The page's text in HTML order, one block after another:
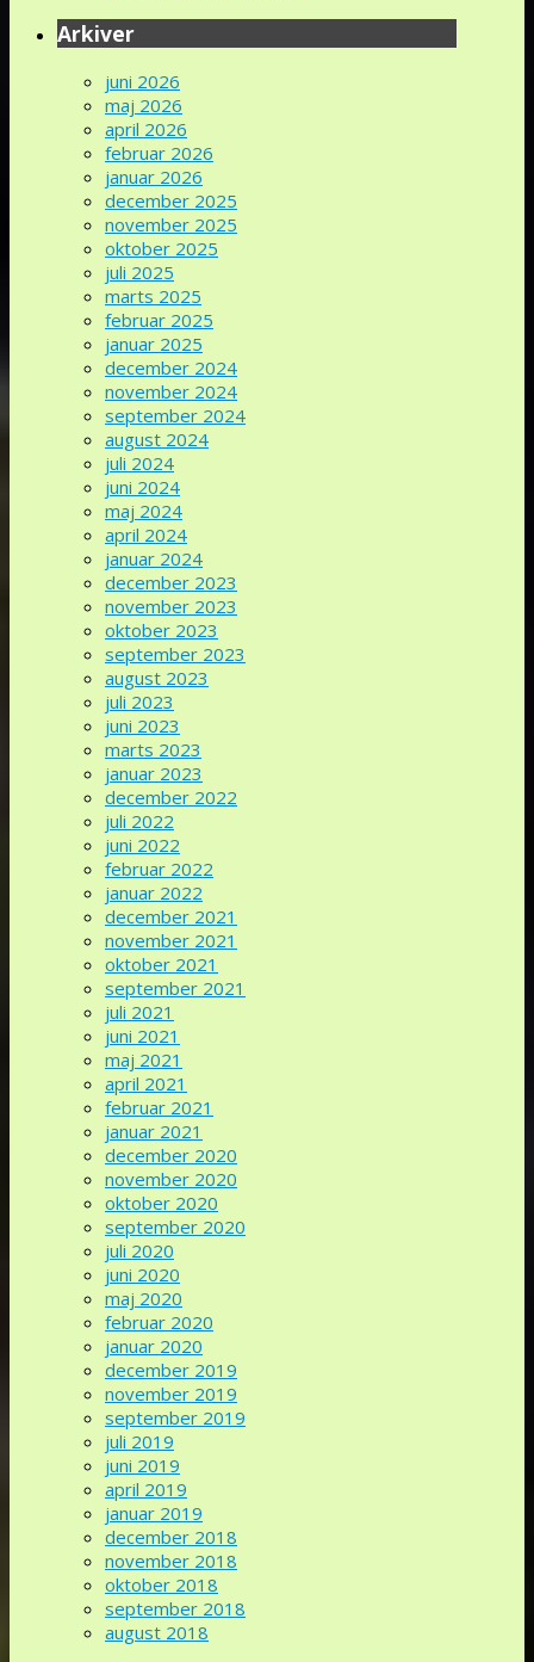
Arkiver
juni 2026
maj 2026
april 2026
februar 2026
januar 2026
december 2025
november 2025
oktober 2025
juli 2025
marts 2025
februar 2025
januar 2025
december 2024
november 2024
september 2024
august 2024
juli 2024
juni 2024
maj 2024
april 2024
januar 2024
december 2023
november 2023
oktober 2023
september 2023
august 2023
juli 2023
juni 2023
marts 2023
januar 2023
december 2022
juli 2022
juni 2022
februar 2022
januar 2022
december 2021
november 2021
oktober 2021
september 2021
juli 2021
juni 2021
maj 2021
april 2021
februar 2021
januar 2021
december 2020
november 2020
oktober 2020
september 2020
juli 2020
juni 2020
maj 2020
februar 2020
januar 2020
december 2019
november 2019
september 2019
juli 2019
juni 2019
april 2019
januar 2019
december 2018
november 2018
oktober 2018
september 2018
august 2018